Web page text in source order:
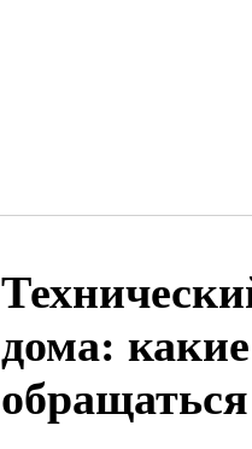
дома:
обращаться